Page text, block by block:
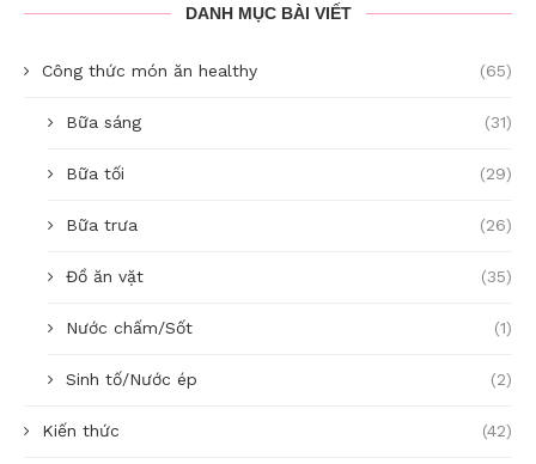
DANH MỤC BÀI VIẾT
Công thức món ăn healthy (65)
Bữa sáng (31)
Bữa tối (29)
Bữa trưa (26)
Đồ ăn vặt (35)
Nước chấm/Sốt (1)
Sinh tố/Nước ép (2)
Kiến thức (42)